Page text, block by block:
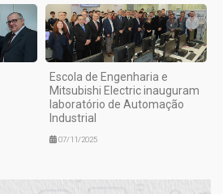
Escola de Engenharia e
Mitsubishi Electric inauguram
laboratório de Automação
Industrial
07/11/2025